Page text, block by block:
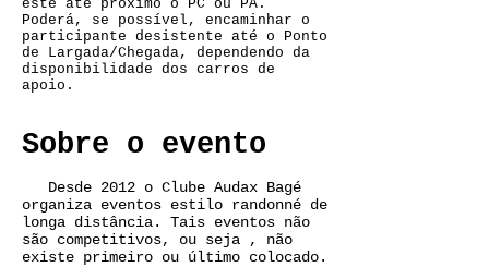
este até próximo o PC ou PA.
Poderá, se possível, encaminhar o
participante desistente até o Ponto
de Largada/Chegada, dependendo da
disponibilidade dos carros de
apoio.
Sobre o evento
Desde 2012 o Clube Audax Bagé
organiza eventos estilo randonné de
longa distância. Tais eventos não
são competitivos, ou seja , não
existe primeiro ou último colocado.